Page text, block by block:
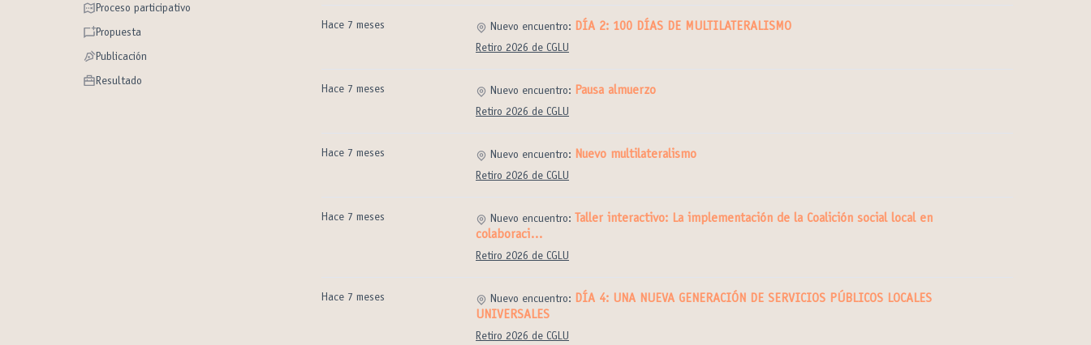
Proceso participativo
Proceso participativo
Propuesta
Propuesta
Publicación
Publicación
Resultado
Resultado
Hace 7 meses Nuevo encuentro: DÍA 2: 100 DÍAS DE MULTILATERALISMO
Retiro 2026 de CGLU
Hace 7 meses Nuevo encuentro: Pausa almuerzo
Retiro 2026 de CGLU
Hace 7 meses Nuevo encuentro: Nuevo multilateralismo
Retiro 2026 de CGLU
Hace 7 meses Nuevo encuentro:
Taller interactivo: La implementación de la Coalición social local en
colaboraci…
Retiro 2026 de CGLU
Hace 7 meses Nuevo encuentro: DÍA 4: UNA NUEVA GENERACIÓN DE SERVICIOS PÚBLICOS LOCALES
UNIVERSALES
Retiro 2026 de CGLU